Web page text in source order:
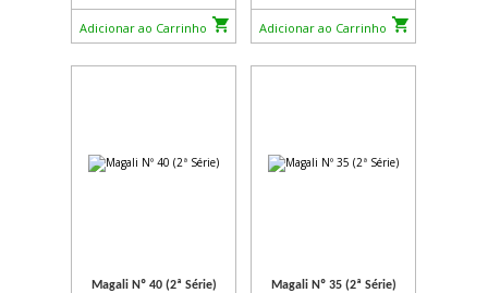
Adicionar ao Carrinho Adicionar ao Carrinho
Magali Nº 40 (2ª Série) Magali Nº 35 (2ª Série)